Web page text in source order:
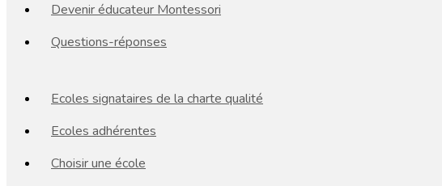
Devenir éducateur Montessori
Questions-réponses
Ecoles signataires de la charte qualité
Ecoles adhérentes
Choisir une école